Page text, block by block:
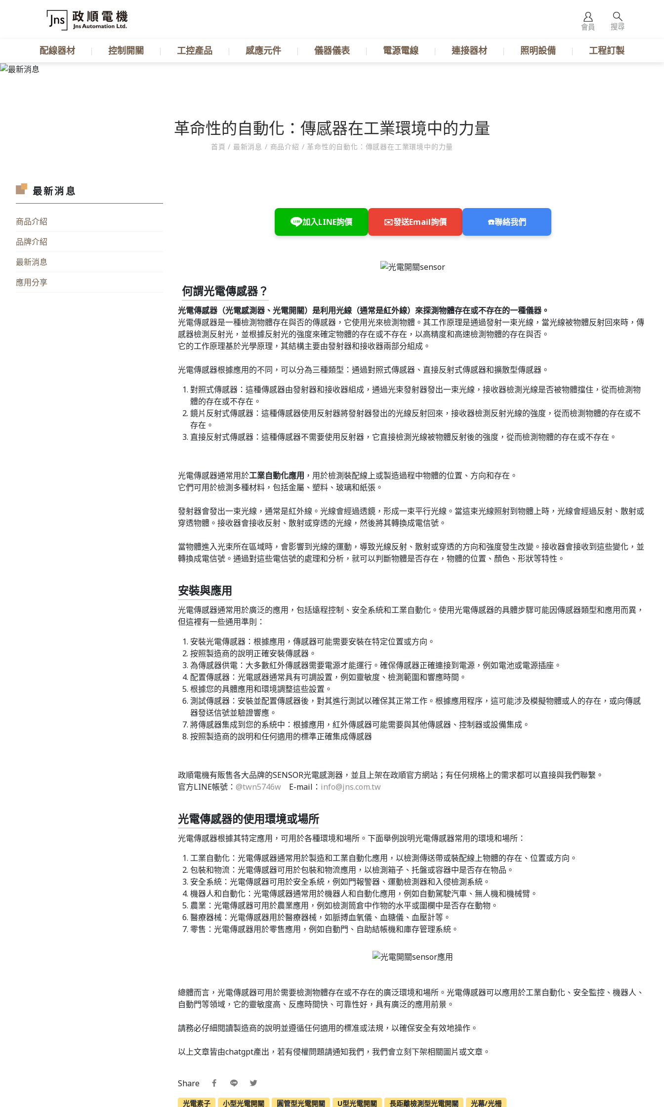
會員 搜尋
配線器材 控制開關 工控產品 感應元件 儀器儀表 電源電線 連接器材 照明設備 工程訂製
革命性的自動化：傳感器在工業環境中的力量
首頁/ 最新消息 / 商品介紹 / 革命性的自動化：傳感器在工業環境中的力量
最新消息
商品介紹
品牌介紹
最新消息
應用分享
加入LINE詢價 ✉️發送Email詢價 ☎️聯絡我們
何謂光電傳感器？
光電傳感器（光電感測器、光電開關）是利用光線（通常是紅外線）來探測物體存在或不存在的一種儀器。
光電傳感器是一種檢測物體存在與否的傳感器，它使用光來檢測物體。其工作原理是通過發射一束光線，當光線被物體反射回來時，傳
感器檢測反射光，並根據反射光的強度來確定物體的存在或不存在，以高精度和高速檢測物體的存在與否。
它的工作原理基於光學原理，其結構主要由發射器和接收器兩部分組成。
光電傳感器根據應用的不同，可以分為三種類型：通過對照式傳感器、直接反射式傳感器和擴散型傳感器。
對照式傳感器：這種傳感器由發射器和接收器組成，通過光束發射器發出一束光線，接收器檢測光線是否被物體擋住，從而檢測物
體的存在或不存在。
鏡片反射式傳感器：這種傳感器使用反射器將發射器發出的光線反射回來，接收器檢測反射光線的強度，從而檢測物體的存在或不
存在。
直接反射式傳感器：這種傳感器不需要使用反射器，它直接檢測光線被物體反射後的強度，從而檢測物體的存在或不存在。
光電傳感器通常用於工業自動化應用 ，用於檢測裝配線上或製造過程中物體的位置、方向和存在。
它們可用於檢測多種材料，包括金屬、塑料、玻璃和紙張。
發射器會發出一束光線，通常是紅外線。光線會經過透鏡，形成一束平行光線。當這束光線照射到物體上時，光線會經過反射、散射或
穿透物體。接收器會接收反射、散射或穿透的光線，然後將其轉換成電信號。
當物體進入光束所在區域時，會影響到光線的運動，導致光線反射、散射或穿透的方向和強度發生改變。接收器會接收到這些變化，並
轉換成電信號。通過對這些電信號的處理和分析，就可以判斷物體是否存在，物體的位置、顏色、形狀等特性。
安裝與應用
光電傳感器通常用於廣泛的應用，包括遠程控制、安全系統和工業自動化。使用光電傳感器的具體步驟可能因傳感器類型和應用而異，
但這裡有一些通用準則：
安裝光電傳感器：根據應用，傳感器可能需要安裝在特定位置或方向。
按照製造商的說明正確安裝傳感器。
為傳感器供電：大多數紅外傳感器需要電源才能運行。確保傳感器正確連接到電源，例如電池或電源插座。
配置傳感器：光電感器通常具有可調設置，例如靈敏度、檢測範圍和響應時間。
根據您的具體應用和環境調整這些設置。
測試傳感器：安裝並配置傳感器後，對其進行測試以確保其正常工作。根據應用程序，這可能涉及模擬物體或人的存在，或向傳感
器發送信號並驗證響應。
將傳感器集成到您的系統中：根據應用，紅外傳感器可能需要與其他傳感器、控制器或設備集成。
按照製造商的說明和任何適用的標準正確集成傳感器
政順電機有販售各大品牌的SENSOR光電感測器，並且上架在政順官方網站；有任何規格上的需求都可以直接與我們聯繫。
官方LINE帳號： @twn5746wE-mail： info@jns.com.tw
光電傳感器的使用環境或場所
光電傳感器根據其特定應用，可用於各種環境和場所。下面舉例說明光電傳感器常用的環境和場所：
工業自動化：光電傳感器通常用於製造和工業自動化應用，以檢測傳送帶或裝配線上物體的存在、位置或方向。
包裝和物流：光電傳感器可用於包裝和物流應用，以檢測箱子、托盤或容器中是否存在物品。
安全系統：光電傳感器可用於安全系統，例如門報警器、運動檢測器和入侵檢測系統。
機器人和自動化：光電傳感器通常用於機器人和自動化應用，例如自動駕駛汽車、無人機和機械臂。
農業：光電傳感器可用於農業應用，例如檢測筒倉中作物的水平或圍欄中是否存在動物。
醫療器械：光電傳感器用於醫療器械，如脈搏血氧儀、血糖儀、血壓計等。
零售：光電傳感器用於零售應用，例如自動門、自助結帳機和庫存管理系統。
總體而言，光電傳感器可用於需要檢測物體存在或不存在的廣泛環境和場所。光電傳感器可以應用於工業自動化、安全監控、機器人、
自動門等領域，它的靈敏度高、反應時間快、可靠性好，具有廣泛的應用前景。
請務必仔細閱讀製造商的說明並遵循任何適用的標准或法規，以確保安全有效地操作。
以上文章皆由chatgpt產出，若有侵權問題請通知我們，我們會立刻下架相關圖片或文章。
Share
光電素子 小型光電開關 圓管型光電開關 U型光電開關 長距離檢測型光電開關 光幕/光柵